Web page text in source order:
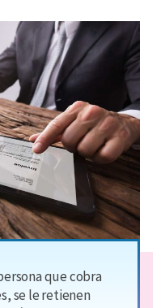
que cobra
se le retienen